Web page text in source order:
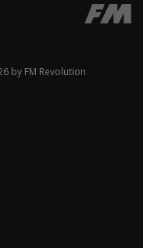
by FM Revolution